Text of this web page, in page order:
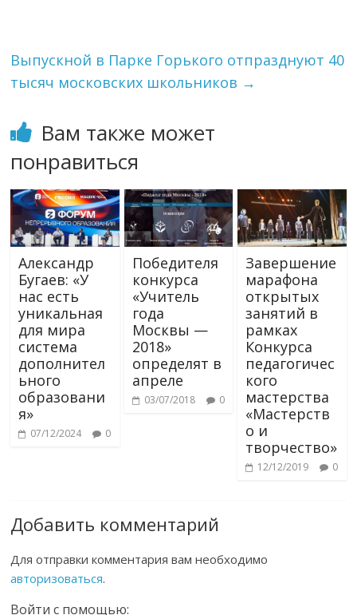
Выпускной в Парке Горького отпразднуют 40
тысяч московских школьников →
Вам также может
понравиться
Александр
Бугаев: «У
нас есть
уникальная
для мира
система
дополнител
ьного
образовани
я»
07/12/2024 0
Победителя
конкурса
«Учитель
года
Москвы —
2018»
определят в
апреле
03/07/2018 0
Завершение
марафона
открытых
занятий в
рамках
Конкурса
педагогичес
кого
мастерства
«Мастерств
о и
творчество»
12/12/2019 0
Добавить комментарий
Для отправки комментария вам необходимо
авторизоваться.
Войти с помощью: